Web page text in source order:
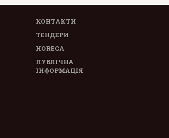
КОНТАКТИ
ТЕНДЕРИ
HORECA
ПУБЛІЧНА
ІНФОРМАЦІЯ